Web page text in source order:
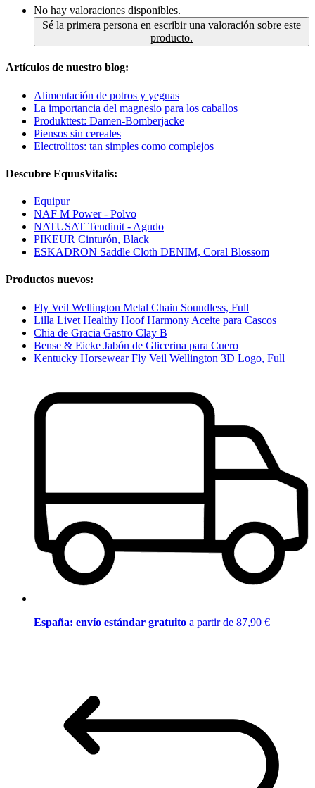
No hay valoraciones disponibles.
Sé la primera persona en escribir una valoración sobre este
producto.
Artículos de nuestro blog:
Alimentación de potros y yeguas
La importancia del magnesio para los caballos
Produkttest: Damen-Bomberjacke
Piensos sin cereales
Electrolitos: tan simples como complejos
Descubre EquusVitalis:
Equipur
NAF M Power - Polvo
NATUSAT Tendinit - Agudo
PIKEUR Cinturón, Black
ESKADRON Saddle Cloth DENIM, Coral Blossom
Productos nuevos:
Fly Veil Wellington Metal Chain Soundless, Full
Lilla Livet Healthy Hoof Harmony Aceite para Cascos
Chia de Gracia Gastro Clay B
Bense & Eicke Jabón de Glicerina para Cuero
Kentucky Horsewear Fly Veil Wellington 3D Logo, Full
España: envío estándar gratuito a partir de 87,90 €